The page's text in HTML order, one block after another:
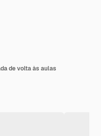
de volta às aulas